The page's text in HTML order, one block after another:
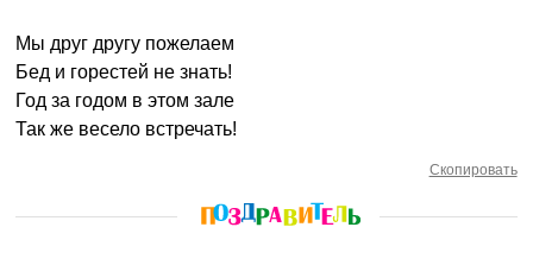
Мы друг другу пожелаем
Бед и горестей не знать!
Год за годом в этом зале
Так же весело встречать!
Скопировать